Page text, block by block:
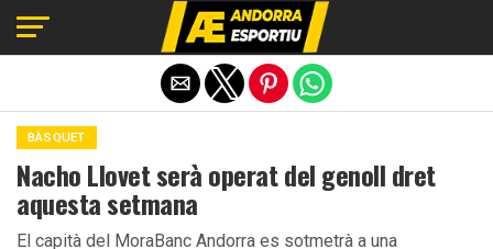
BÀSQUET
Nacho Llovet serà operat del genoll dret
aquesta setmana
El capità del MoraBanc Andorra es sotmetrà a una
Exit mobile version